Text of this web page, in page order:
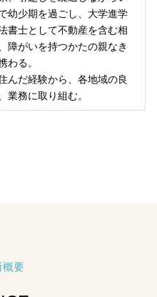
幼少期を過ごし、大学進学
書士として不動産を含む相
障がいを持つかたの親なき
わる。
んだ経験から、各地域の良
業務に取り組む。
概要